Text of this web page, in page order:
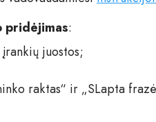
pridėjimas:
juostos;
raktas“ ir „SLapta